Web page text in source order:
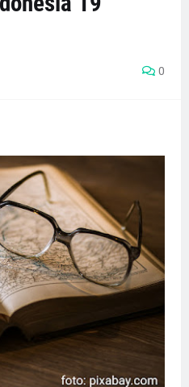
0